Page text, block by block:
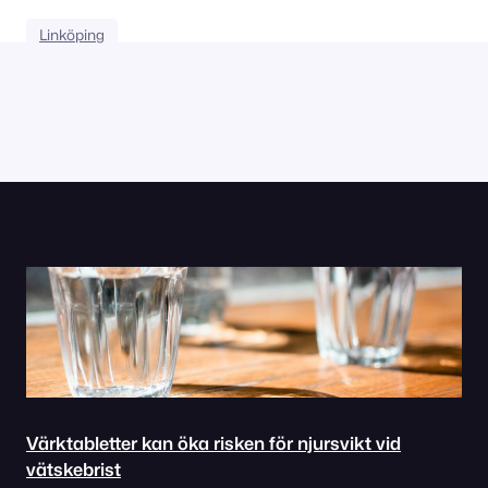
Linköping
Värktabletter kan öka risken för njursvikt vid
vätskebrist